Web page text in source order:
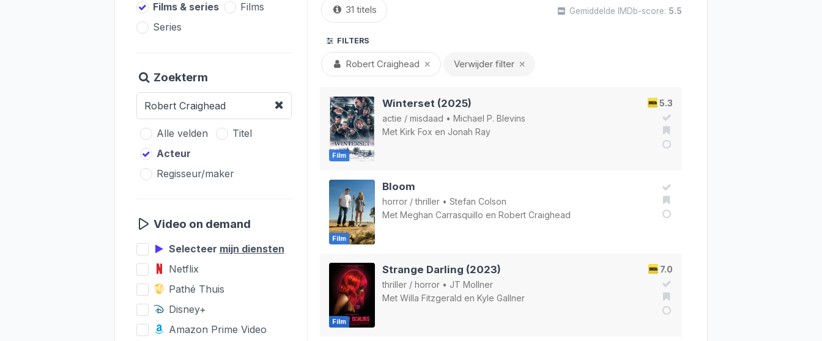
Films & series
Films
Series
Zoekterm
Alle velden
Titel
Acteur
Regisseur/maker
Video on demand
Selecteer mijn diensten
Netflix
Pathé Thuis
Disney+
Amazon Prime Video
31 titels Gemiddelde IMDb-score: 5.5
FILTERS
Robert Craighead ✕ Verwijder filter ✕
Film
5.3
Winterset (2025)
actie / misdaad • Michael P. Blevins
Met Kirk Fox en Jonah Ray
Film
Bloom
horror /thriller • Stefan Colson
Met Meghan Carrasquillo en Robert Craighead
Film
7.0
Strange Darling (2023)
thriller / horror • JT Mollner
Met Willa Fitzgerald en Kyle Gallner